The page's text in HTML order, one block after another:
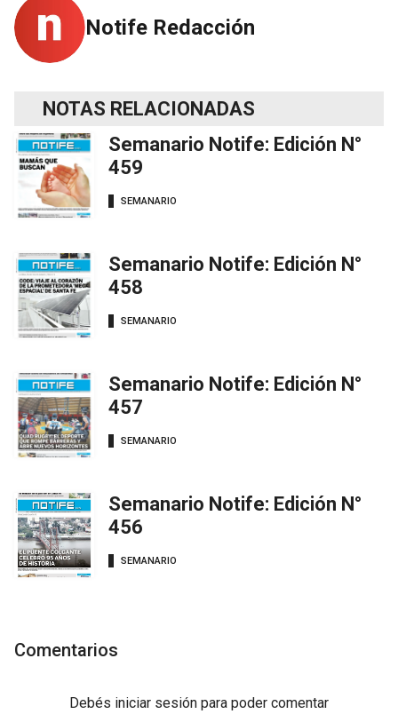
Notife Redacción
NOTAS RELACIONADAS
Semanario Notife: Edición N°
459
SEMANARIO
Semanario Notife: Edición N°
458
SEMANARIO
Semanario Notife: Edición N°
457
SEMANARIO
Semanario Notife: Edición N°
456
SEMANARIO
Comentarios
Debés iniciar sesión para poder comentar